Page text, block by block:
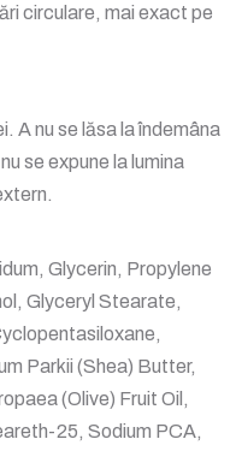
circulare, mai exact pe
A nu se lăsa la îndemâna
se expune la lumina
Glycerin, Propylene
Glyceryl Stearate,
Parkii (Shea) Butter,
(Olive) Fruit Oil,
25, Sodium PCA,